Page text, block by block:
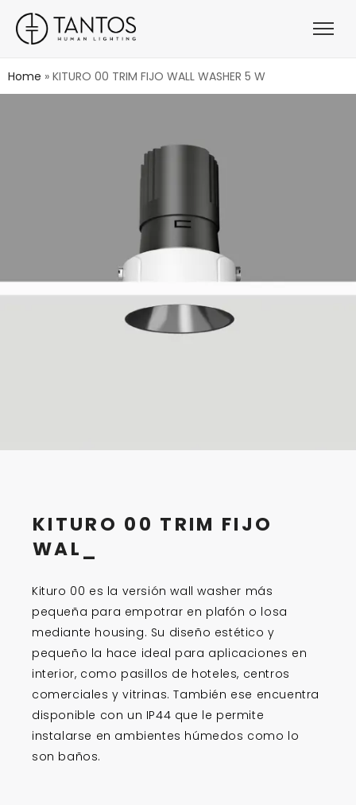
Home » KITURO 00 TRIM FIJO WALL WASHER 5 W
KITURO 00 TRIM FIJO W
pequeña para empotrar en plafón o losa
mediante housing. Su diseño estético y
pequeño la hace ideal para aplicaciones en
interior, como pasillos de hoteles, centros
comerciales y vitrinas. También ese encuentra
disponible con un IP44 que le permite
instalarse en ambientes húmedos como lo
son baños.